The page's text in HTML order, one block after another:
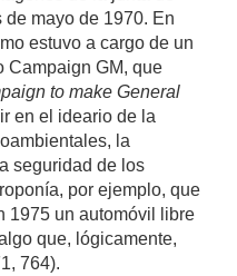
mayo de 1970. En
estuvo a cargo de un
Campaign GM, que
to make General
en el ideario de la
la
seguridad de los
por ejemplo, que
1975 un automóvil libre
que, lógicamente,
764).